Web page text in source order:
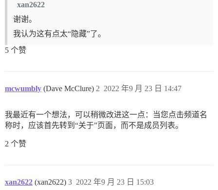
xan2622
谢谢。
我认为这有点太“隐藏”了。
5 个赞
mcwumbly (Dave McClure) 2022 年9 月 23 日 14:47
2
我最近有一个想法，可以稍微改进这一点：当您点击频道名
称时，应该首先转到“关于”页面，而不是成员列表。
2 个赞
xan2622 (xan2622) 2022 年9 月 23 日 15:03
3